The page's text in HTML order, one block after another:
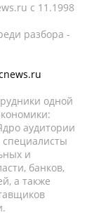
c 11.1998
разбора -
одной
аудитории
и
банков,
а также